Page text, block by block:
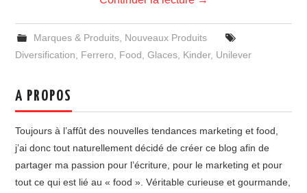
Marques & Produits, Nouveaux Produits
Diversification
Ferrero Food ,Glaces Kinder, Unilever
A PROPOS
Toujours à l’affût des nouvelles tendances marketing et food,
j’ai donc tout naturellement décidé de créer ce blog afin de
partager ma passion pour l’écriture, pour le marketing et pour
tout ce qui est lié au « food ». Véritable curieuse et gourmande,